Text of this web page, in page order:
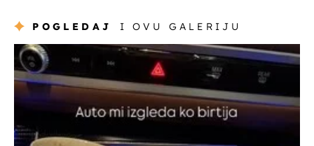
POGLEDAJ I OVU GALERIJU